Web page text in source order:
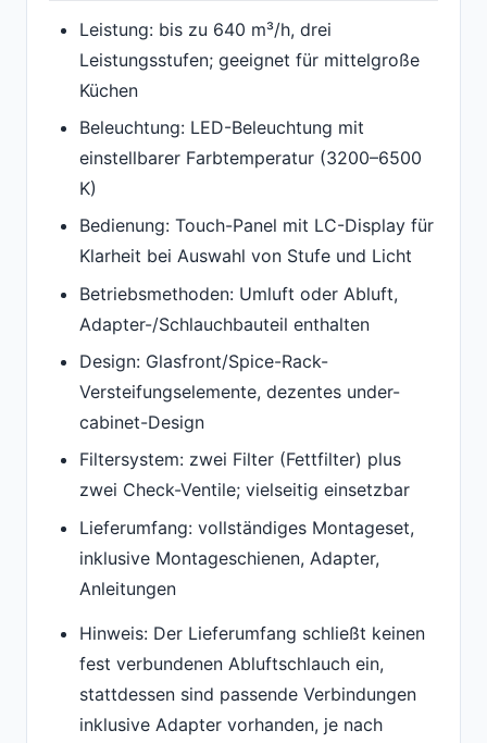
Leistung: bis zu 640 m³/h, drei
Leistungsstufen; geeignet für mittelgroße
Küchen
Beleuchtung: LED-Beleuchtung mit
einstellbarer Farbtemperatur (3200–6500
K)
Bedienung: Touch-Panel mit LC-Display für
Klarheit bei Auswahl von Stufe und Licht
Betriebsmethoden: Umluft oder Abluft,
Adapter-/Schlauchbauteil enthalten
Design: Glasfront/Spice-Rack-
Versteifungselemente, dezentes under-
cabinet-Design
Filtersystem: zwei Filter (Fettfilter) plus
zwei Check-Ventile; vielseitig einsetzbar
Lieferumfang: vollständiges Montageset,
inklusive Montageschienen, Adapter,
Anleitungen
Hinweis: Der Lieferumfang schließt keinen
fest verbundenen Abluftschlauch ein,
stattdessen sind passende Verbindungen
inklusive Adapter vorhanden, je nach